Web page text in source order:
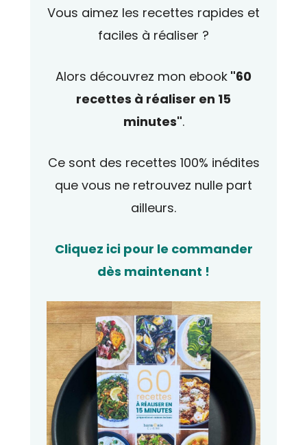
Vous aimez les recettes rapides et
faciles à réaliser ?
Alors découvrez mon ebook "60
recettes à réaliser en 15
minutes".
Ce sont des recettes 100% inédites
que vous ne retrouvez nulle part
ailleurs.
Cliquez ici pour le commander
dès maintenant !